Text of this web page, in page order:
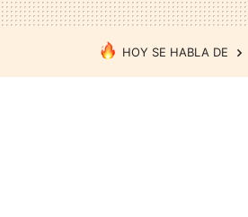
HOY SE HABLA DE